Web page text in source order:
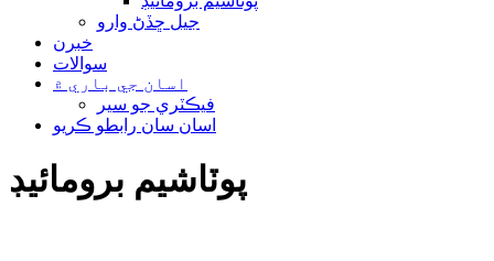
جيل ڇڏڻ وارو
خبرن
سوالات
اسان جي باري ۾
فيڪٽري جو سير
اسان سان رابطو ڪريو
پوٽاشيم برومائيڊ